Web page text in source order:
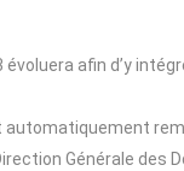
évoluera afin d’y
automatiquement
Générale des